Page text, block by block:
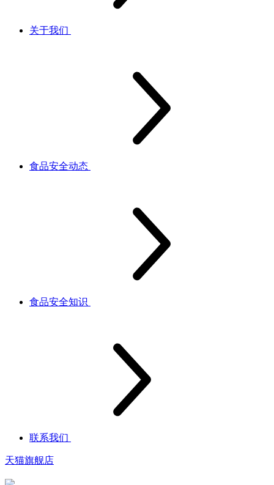
关于我们
食品安全动态
食品安全知识
联系我们
天猫旗舰店